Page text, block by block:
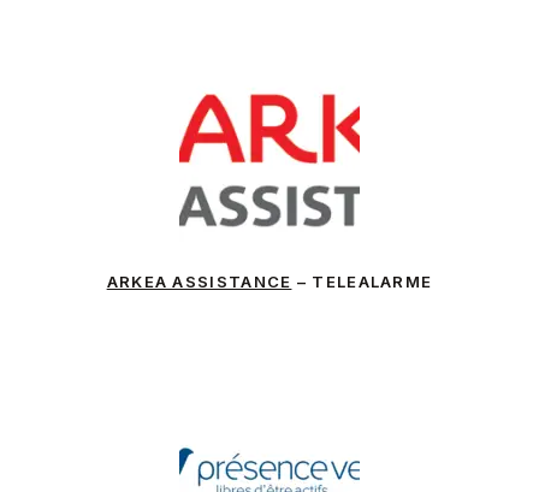
ARKEA ASSISTANCE – TELEALARME